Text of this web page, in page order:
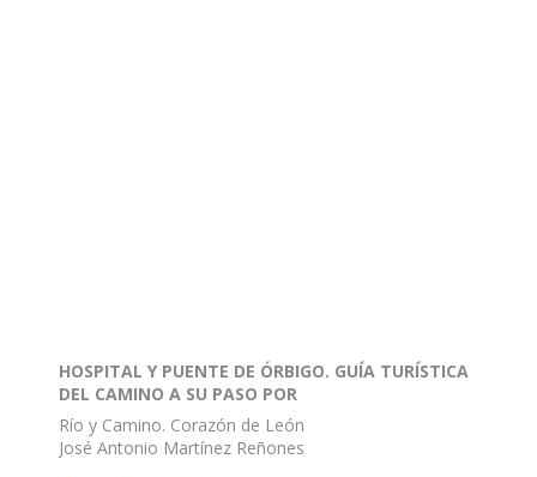
HOSPITAL Y PUENTE DE ÓRBIGO. GUÍA TURÍSTICA
DEL CAMINO A SU PASO POR
Río y Camino. Corazón de León
José Antonio Martínez Reñones